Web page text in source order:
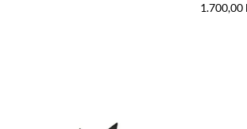
1.700,00